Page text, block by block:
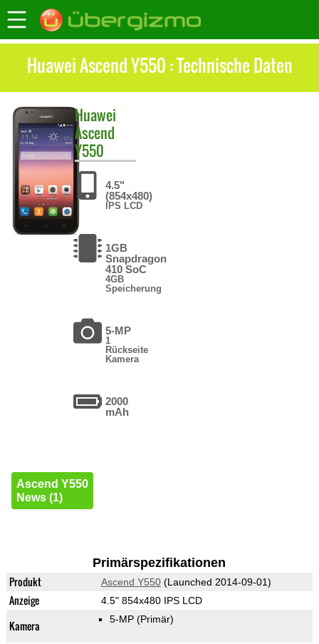
Huawei Ascend Y550 : Technische Daten
Huawei
Ascend
Y550
4.5"
(854x480)
IPS LCD
1GB
Snapdragon
410 SoC
4GB
Speicherung
5-MP
1
Rückseite
Kamera
2000
mAh
Ascend Y550
News (1)
Primärspezifikationen
Produkt Ascend Y550(Launched 2014-09-01)
Anzeige 4.5" 854x480 IPS LCD
Kamera 5-MP (Primär)